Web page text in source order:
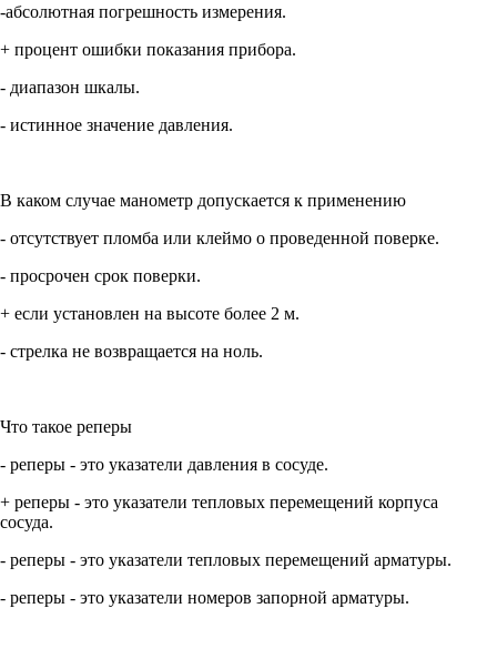
-абсолютная погрешность измерения.
+ процент ошибки показания прибора.
- диапазон шкалы.
- истинное значение давления.
В каком случае манометр допускается к применению
- отсутствует пломба или клеймо о проведенной поверке.
- просрочен срок поверки.
+ если установлен на высоте более 2 м.
- стрелка не возвращается на ноль.
Что такое реперы
- реперы - это указатели давления в сосуде.
+ реперы - это указатели тепловых перемещений корпуса
сосуда.
- реперы - это указатели тепловых перемещений арматуры.
- реперы - это указатели номеров запорной арматуры.